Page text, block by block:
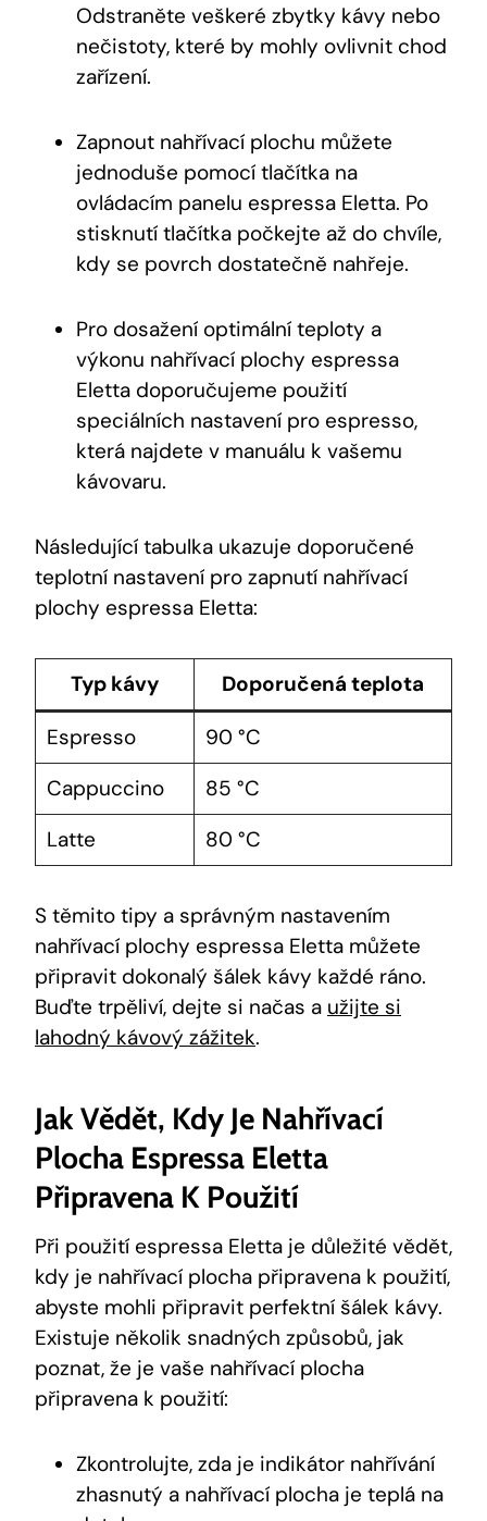
Odstraněte veškeré zbytky kávy nebo
nečistoty, které by mohly ovlivnit chod
zařízení.
Zapnout nahřívací plochu můžete
jednoduše pomocí tlačítka na
ovládacím panelu espressa Eletta. Po
stisknutí tlačítka počkejte až do chvíle,
kdy se povrch dostatečně nahřeje.
Pro dosažení optimální teploty a
výkonu nahřívací plochy espressa
Eletta doporučujeme použití
speciálních nastavení pro espresso,
která najdete v manuálu k vašemu
kávovaru.
Následující tabulka ukazuje doporučené
teplotní nastavení pro zapnutí nahřívací
plochy espressa Eletta:
Typ kávy
Doporučená teplota
Espresso
90 °C
Cappuccino
85 °C
Latte
80 °C
S těmito tipy a správným nastavením
nahřívací plochy espressa Eletta můžete
připravit dokonalý šálek kávy každé ráno.
Buďte trpěliví, dejte si načas a užijte si
lahodný kávový zážitek.
Jak Vědět, Kdy Je Nahřívací
Plocha Espressa Eletta
Připravena K Použití
Při použití espressa Eletta je důležité vědět,
kdy je nahřívací plocha připravena k použití,
abyste mohli připravit perfektní šálek kávy.
Existuje několik snadných způsobů, jak
poznat, že je vaše nahřívací plocha
připravena k použití:
Zkontrolujte, zda je indikátor nahřívání
zhasnutý a nahřívací plocha je teplá na